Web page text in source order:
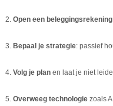
Open een beleggingsrekening
Bepaal je strategie: passief
Volg je plan en laat je niet
Overweeg technologie zoals